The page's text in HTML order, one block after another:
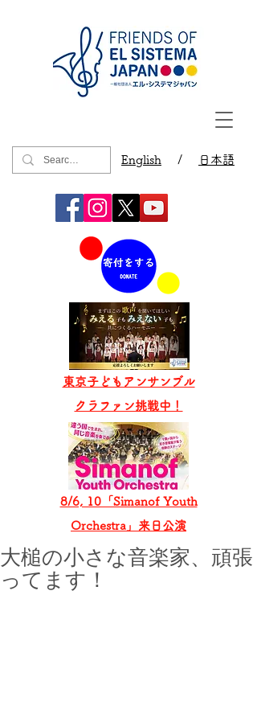
English / 日本語
8/6, 10「Simanof Youth
Orchestra」来日公演
東京子どもアンサンブル
​クラファン挑戦中！
大槌の小さな音楽家、頑張
ってます！